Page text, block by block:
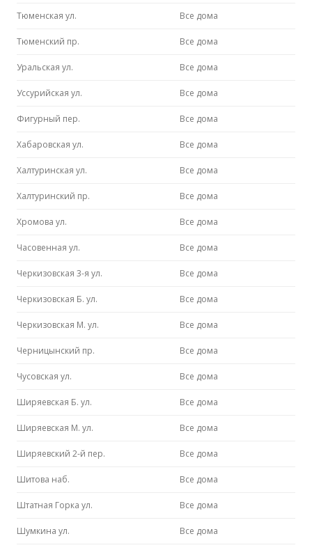
Тюменская ул. Все дома
Тюменский пр. Все дома
Уральская ул. Все дома
Уссурийская ул. Все дома
Фигурный пер. Все дома
Хабаровская ул. Все дома
Халтуринская ул. Все дома
Халтуринский пр. Все дома
Хромова ул. Все дома
Часовенная ул. Все дома
Черкизовская 3-я ул. Все дома
Черкизовская Б. ул. Все дома
Черкизовская М. ул. Все дома
Черницынский пр. Все дома
Чусовская ул. Все дома
Ширяевская Б. ул. Все дома
Ширяевская М. ул. Все дома
Ширяевский 2-й пер. Все дома
Шитова наб. Все дома
Штатная Горка ул. Все дома
Шумкина ул. Все дома